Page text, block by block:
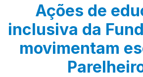
Ações de
inclusiva da
movimentam